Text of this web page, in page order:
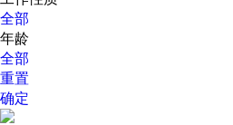
全部
年龄
全部
重置
确定